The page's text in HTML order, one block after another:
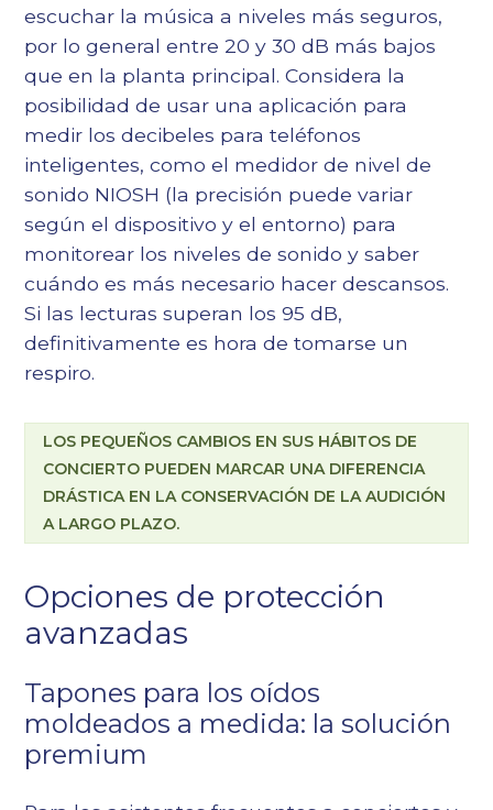
escuchar la música a niveles más seguros,
por lo general entre 20 y 30 dB más bajos
que en la planta principal. Considera la
posibilidad de usar una aplicación para
medir los decibeles para teléfonos
inteligentes, como el medidor de nivel de
sonido NIOSH (la precisión puede variar
según el dispositivo y el entorno) para
monitorear los niveles de sonido y saber
cuándo es más necesario hacer descansos.
Si las lecturas superan los 95 dB,
definitivamente es hora de tomarse un
respiro.
LOS PEQUEÑOS CAMBIOS EN SUS HÁBITOS DE
CONCIERTO PUEDEN MARCAR UNA DIFERENCIA
DRÁSTICA EN LA CONSERVACIÓN DE LA AUDICIÓN
A LARGO PLAZO.
Opciones de protección
avanzadas
Tapones para los oídos
moldeados a medida: la solución
premium